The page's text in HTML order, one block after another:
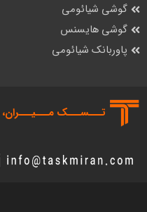
گوشی شیائومی
گوشی هایسنس
پاوربانک شیائومی
تـــســـک‌ مـــیـــران،